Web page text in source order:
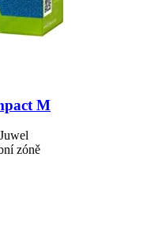
M
zóně